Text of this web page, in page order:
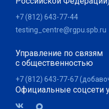
+7 (812) 643-77-44
testing_centre@rgpu.spb.ru
Управление по связям
с общественностью
+7 (812) 643-77-67
Официальные соцсети